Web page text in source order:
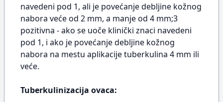
navedeni pod 1, ali je povećanje debljine kožnog
nabora veće od 2 mm, a manje od 4 mm;3
pozitivna - ako se uoče klinički znaci navedeni
pod 1, i ako je povećanje debljine kožnog
nabora na mestu aplikacije tuberkulina 4 mm ili
veće.
Tuberkulinizacija ovaca: